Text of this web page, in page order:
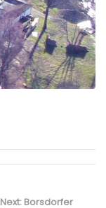
Next: Next
Borsdorfer